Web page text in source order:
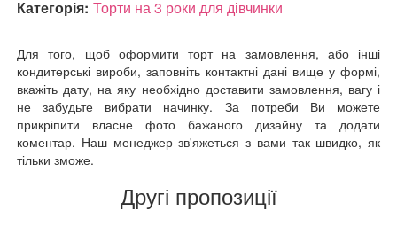
Категорія: Торти на 3 роки для дівчинки
Для того, щоб оформити торт на замовлення, або інші
кондитерські вироби, заповніть контактні дані вище у формі,
вкажіть дату, на яку необхідно доставити замовлення, вагу і
не забудьте вибрати начинку. За потреби Ви можете
прикріпити власне фото бажаного дизайну та додати
коментар. Наш менеджер зв'яжеться з вами так швидко, як
тільки зможе.
Другі пропозиції